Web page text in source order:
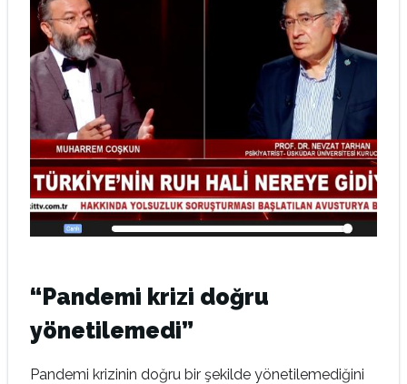
“Pandemi krizi doğru
yönetilemedi”
Pandemi krizinin doğru bir şekilde yönetilemediğini